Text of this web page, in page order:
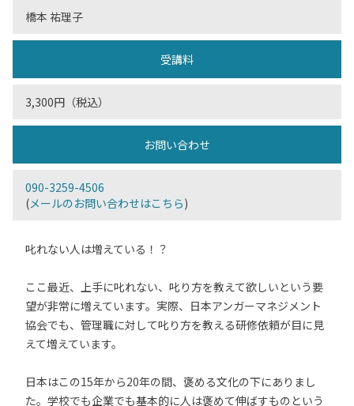
橋本 祐理子
受講料
3,300円（税込）
お問い合わせ
090-3259-4506
(メールのお問い合わせはこちら)
叱れない人は増えている！？
ここ最近、上手に叱れない、叱り方を教えて欲しいという要
望が非常に増えています。実際、日本アンガーマネジメント
協会でも、管理職に対して叱り方を教える研修依頼が目に見
えて増えています。
日本はこの15年から20年の間、褒める文化の下にありまし
た。学校でも企業でも基本的に人は褒めて伸ばすものという